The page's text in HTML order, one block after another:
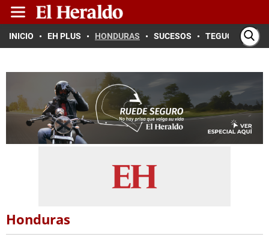
INICIO EH PLUS HONDURAS SUCESOS TEGUCIGALPA
Honduras